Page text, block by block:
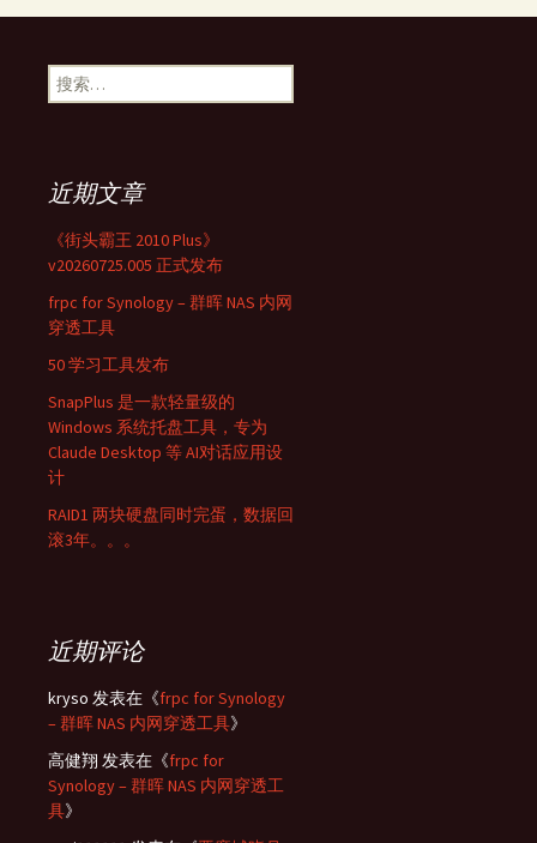
搜
索：
近期文章
《街头霸王 2010 Plus》
v20260725.005 正式发布
frpc for Synology – 群晖 NAS 内网
穿透工具
50 学习工具发布
SnapPlus 是一款轻量级的
Windows 系统托盘工具，专为
Claude Desktop 等 AI对话应用设
计
RAID1 两块硬盘同时完蛋，数据回
滚3年。。。
近期评论
kryso 发表在《frpc for Synology
– 群晖 NAS 内网穿透工具》
高健翔 发表在《frpc for
Synology – 群晖 NAS 内网穿透工
具》